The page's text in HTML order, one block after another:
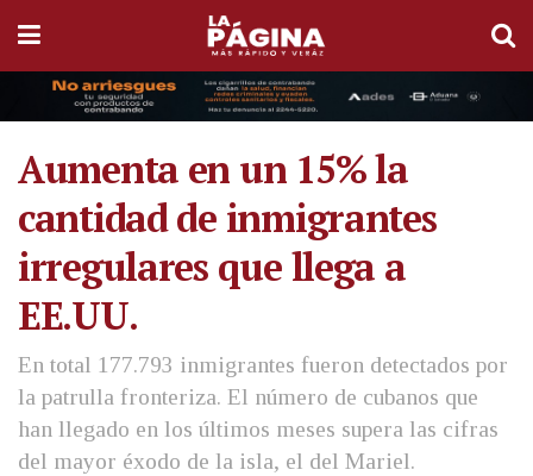
Aumenta en un 15% la
cantidad de inmigrantes
irregulares que llega a
EE.UU.
En total 177.793 inmigrantes fueron detectados por
la patrulla fronteriza. El número de cubanos que
han llegado en los últimos meses supera las cifras
del mayor éxodo de la isla, el del Mariel.